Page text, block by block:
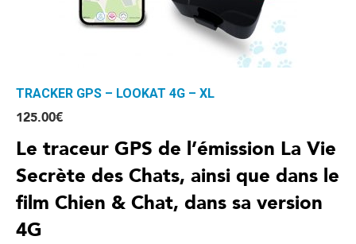
TRACKER GPS – LOOKAT 4G – XL
125.00€
Le traceur GPS de l’émission La Vie
Secrète des Chats, ainsi que dans le
film Chien & Chat, dans sa version
4G